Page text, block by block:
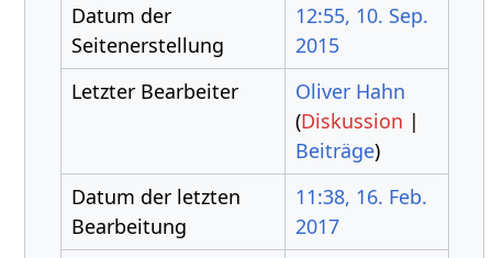
Datum der
Seitenerstellung
12:55, 10. Sep.
2015
Letzter Bearbeiter
Oliver Hahn
(Diskussion |
Beiträge)
Datum der letzten
Bearbeitung
11:38, 16. Feb.
2017